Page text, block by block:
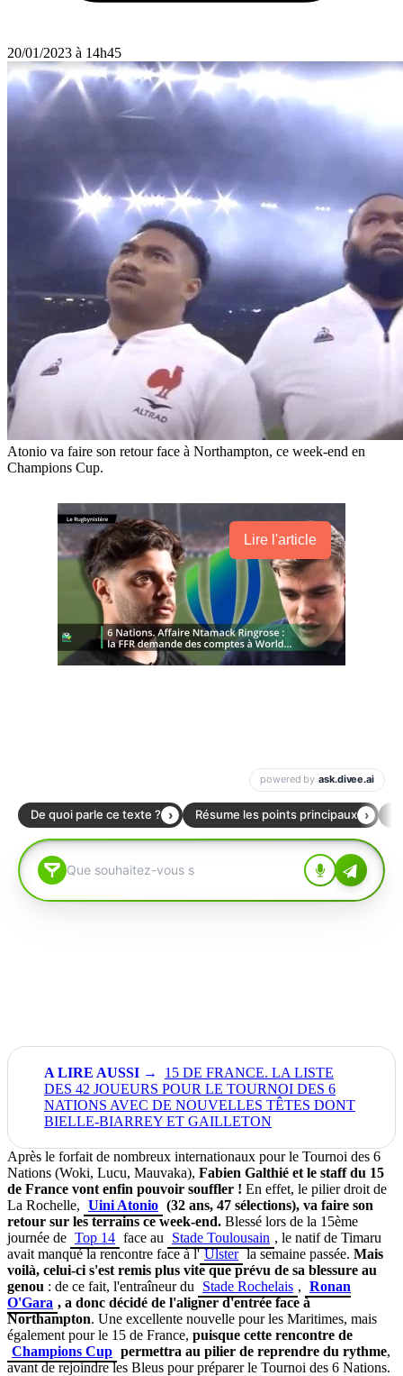
20/01/2023 à 14h45
Atonio va faire son retour face à Northampton, ce week-end en
Champions Cup.
Lire l'article
15 DE FRANCE. LA LISTE
DES 42 JOUEURS POUR LE TOURNOI DES 6
NATIONS AVEC DE NOUVELLES TÊTES DONT
BIELLE-BIARREY ET GAILLETON
Après le forfait de nombreux internationaux pour le Tournoi des 6
Nations (Woki, Lucu, Mauvaka), Fabien Galthié et le staff du 15
de France vont enfin pouvoir souffler ! En effet, le pilier droit de
La Rochelle, Uini Atonio (32 ans, 47 sélections), va faire son
retour sur les terrains ce week-end. Blessé lors de la 15ème
journée de Top 14 face au Stade Toulousain , le natif de Timaru
avait manqué la rencontre face à l' Ulster la semaine passée. Mais
voilà, celui-ci s'est remis plus vite que prévu de sa blessure au
genou : de ce fait, l'entraîneur du Stade Rochelais , Ronan
O'Gara , a donc décidé de l'aligner d'entrée face à
Northampton. Une excellente nouvelle pour les Maritimes, mais
également pour le 15 de France, puisque cette rencontre de
Champions Cup permettra au pilier de reprendre du rythme,
avant de rejoindre les Bleus pour préparer le Tournoi des 6 Nations.